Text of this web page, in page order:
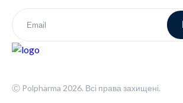
Ⓒ Polpharma 2026. Всі права захищені.